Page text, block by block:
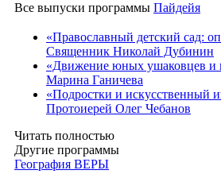
Все выпуски программы Пайдейя
«Православный детский сад:
Священник Николай Дубинин
«Движение юных ушаковцев и
Марина Ганичева
«Подростки и искусственный
Протоиерей Олег Чебанов
Читать полностью
Другие программы
География ВЕРЫ